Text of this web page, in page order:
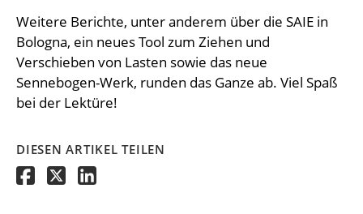
Weitere Berichte, unter anderem über die SAIE in
Bologna, ein neues Tool zum Ziehen und
Verschieben von Lasten sowie das neue
Sennebogen-Werk, runden das Ganze ab. Viel Spaß
bei der Lektüre!
DIESEN ARTIKEL TEILEN